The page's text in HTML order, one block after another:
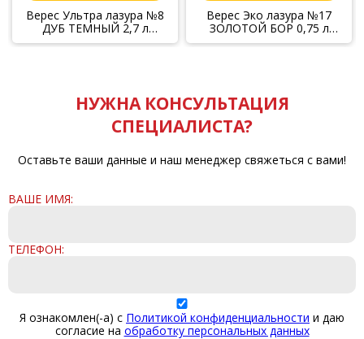
Верес Ультра лазура №8
ДУБ ТЕМНЫЙ 2,7 л
"VERES"
Верес Эко лазура №17
ЗОЛОТОЙ БОР 0,75 л
"VERES"
НУЖНА КОНСУЛЬТАЦИЯ
СПЕЦИАЛИСТА?
Оставьте ваши данные и наш менеджер свяжеться с вами!
ВАШЕ ИМЯ:
ТЕЛЕФОН:
Я ознакомлен(-а) с Политикой конфиденциальности и даю
согласие на обработку персональных данных